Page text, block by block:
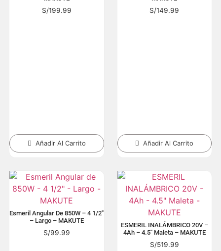
S/199.99
Añadir Al Carrito
S/149.99
Añadir Al Carrito
Esmeril Angular De 850W – 4 1/2″
– Largo – MAKUTE
S/99.99
ESMERIL INALÁMBRICO 20V –
4Ah – 4.5″ Maleta – MAKUTE
S/519.99